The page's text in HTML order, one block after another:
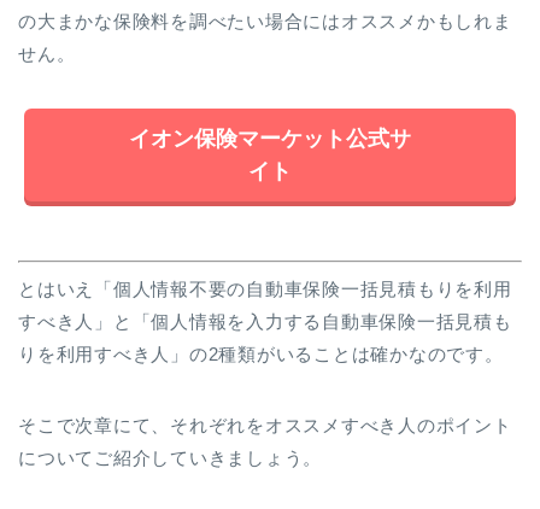
の大まかな保険料を調べたい場合にはオススメかもしれま
せん。
イオン保険マーケット公式サ
イト
とはいえ「個人情報不要の自動車保険一括見積もりを利用
すべき人」と「個人情報を入力する自動車保険一括見積も
りを利用すべき人」の2種類がいることは確かなのです。
そこで次章にて、それぞれをオススメすべき人のポイント
についてご紹介していきましょう。